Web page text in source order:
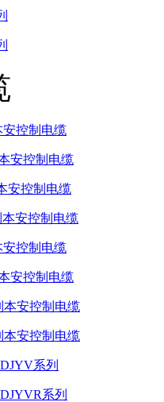
控制电缆
安控制电缆
安控制电缆
安控制电缆
控制电缆
安控制电缆
安控制电缆
安控制电缆
系列
系列